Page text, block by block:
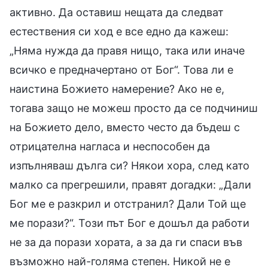
активно. Да оставиш нещата да следват
естествения си ход е все едно да кажеш:
„Няма нужда да правя нищо, така или иначе
всичко е предначертано от Бог“. Това ли е
наистина Божието намерение? Ако не е,
тогава защо не можеш просто да се подчиниш
на Божието дело, вместо често да бъдеш с
отрицателна нагласа и неспособен да
изпълняваш дълга си? Някои хора, след като
малко са прегрешили, правят догадки: „Дали
Бог ме е разкрил и отстранил? Дали Той ще
ме порази?“. Този път Бог е дошъл да работи
не за да порази хората, а за да ги спаси във
възможно най-голяма степен. Никой не е